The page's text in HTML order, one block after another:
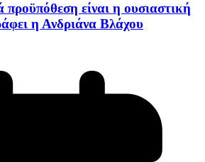
είναι η ουσιαστική
η Ανδριάνα Βλάχου